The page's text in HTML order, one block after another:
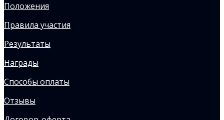
Положения
Правила участия
Результаты
Награды
Способы оплаты
Отзывы